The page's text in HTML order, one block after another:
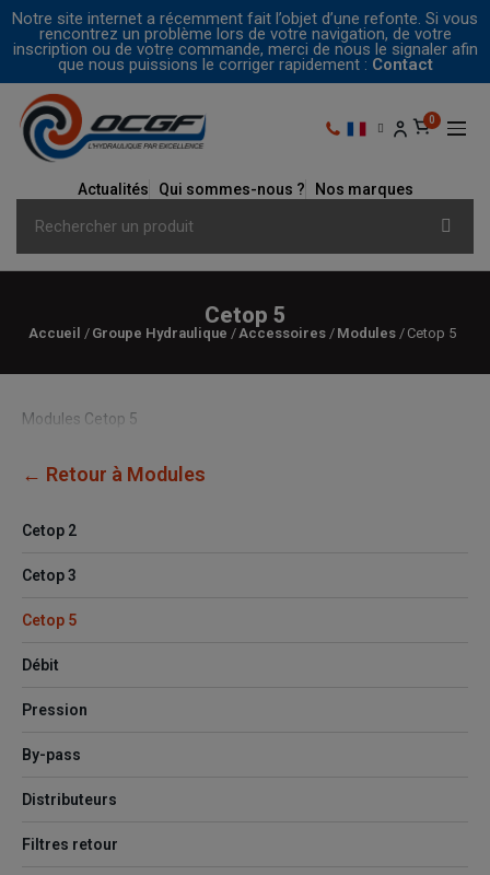
Notre site internet a récemment fait l’objet d’une refonte. Si vous
rencontrez un problème lors de votre navigation, de votre
inscription ou de votre commande, merci de nous le signaler afin
que nous puissions le corriger rapidement : Contact
Actualités Qui sommes-nous ? Nos marques
Cetop 5
Accueil Groupe Hydraulique Accessoires Modules Cetop 5
Modules Cetop 5
← Retour à Modules
Cetop 2
Cetop 3
Cetop 5
Débit
Pression
By-pass
Distributeurs
Filtres retour